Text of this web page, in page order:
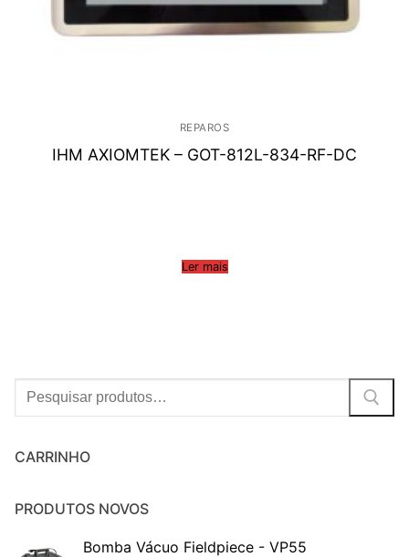
REPAROS
IHM AXIOMTEK – GOT-812L-834-RF-DC
Ler mais
Procurar:
CARRINHO
PRODUTOS NOVOS
Bomba Vácuo Fieldpiece - VP55